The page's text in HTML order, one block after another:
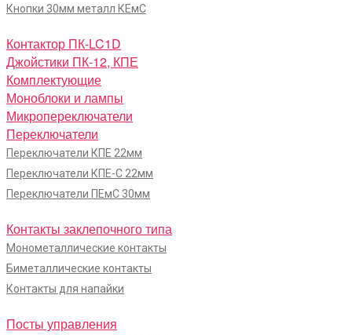
Кнопки 30мм металл КЕмС
Контактор ПК-LC1D
Джойстики ПК-12, КПЕ
Комплектующие
Моноблоки и лампы
Микропереключатели
Переключатели
Переключатели КПЕ 22мм
Переключатели КПЕ-С 22мм
Переключатели ПЕмС 30мм
Контакты заклепочного типа
Монометаллические контакты
Биметаллические контакты
Контакты для напайки
Посты управления